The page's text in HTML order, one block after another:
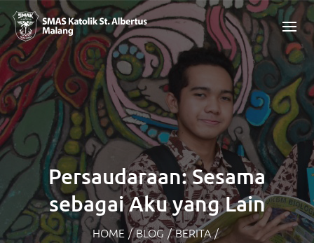
Persaudaraan: Sesama
sebagai Aku yang Lain
HOME / BLOG / BERITA /